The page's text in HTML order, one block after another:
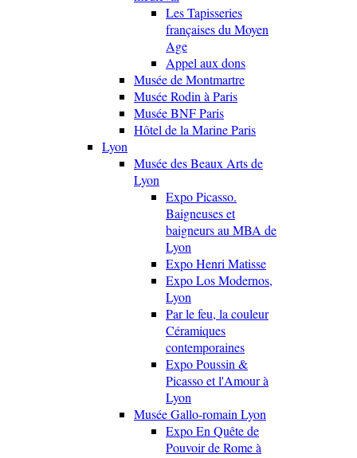
Les Tapisseries
françaises du Moyen
Age
Appel aux dons
Musée de Montmartre
Musée Rodin à Paris
Musée BNF Paris
Hôtel de la Marine Paris
Lyon
Musée des Beaux Arts de
Lyon
Expo Picasso.
Baigneuses et
baigneurs au MBA de
Lyon
Expo Henri Matisse
Expo Los Modernos,
Lyon
Par le feu, la couleur
Céramiques
contemporaines
Expo Poussin &
Picasso et l'Amour à
Lyon
Musée Gallo-romain Lyon
Expo En Quête de
Pouvoir de Rome à